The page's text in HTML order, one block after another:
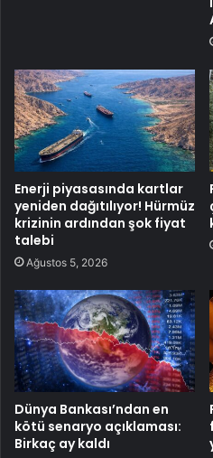
Enerji piyasasında kartlar
yeniden dağıtılıyor! Hürmüz
krizinin ardından şok fiyat
talebi
Ağustos 5, 2026
Dünya Bankası’ndan en
kötü senaryo açıklaması:
Birkaç ay kaldı